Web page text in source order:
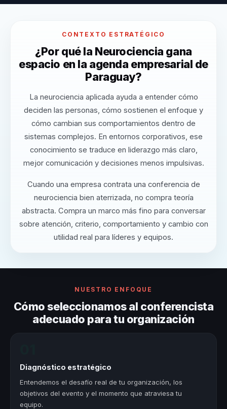
CONTEXTO ESTRATÉGICO
¿Por qué la Neurociencia gana
espacio en la agenda empresarial de
Paraguay?
La neurociencia aplicada ayuda a entender cómo
deciden las personas, cómo sostienen el enfoque y
cómo cambian sus comportamientos dentro de
sistemas complejos. En entornos corporativos, ese
conocimiento se traduce en liderazgo más claro,
mejor comunicación y decisiones menos impulsivas.
Cuando una empresa contrata una conferencia de
neurociencia bien aterrizada, no compra teoría
abstracta. Compra un marco más fino para conversar
sobre atención, criterio, comportamiento y cambio con
utilidad real para líderes y equipos.
NUESTRO ENFOQUE
Cómo seleccionamos al conferencista
adecuado para tu organización
Diagnóstico estratégico
Entendemos el desafío real de tu organización, los
objetivos del evento y el momento que atraviesa tu
equipo.